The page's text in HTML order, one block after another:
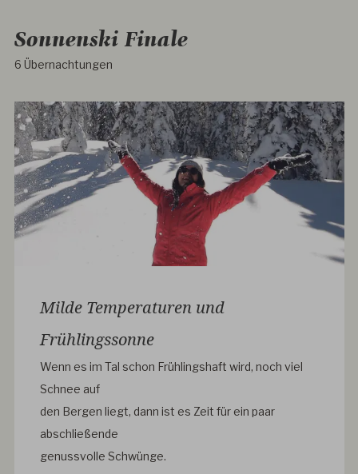
Sonnenski Finale
6 Übernachtungen
Milde Temperaturen und
Frühlingssonne
Wenn es im Tal schon Frühlingshaft wird, noch viel
Schnee auf
den Bergen liegt, dann ist es Zeit für ein paar
abschließende
genussvolle Schwünge.